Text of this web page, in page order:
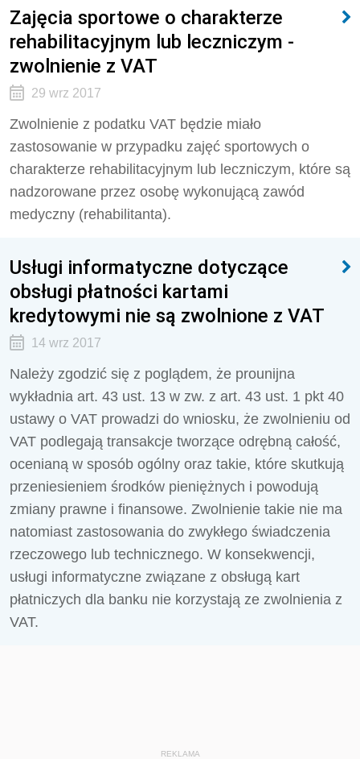
Zajęcia sportowe o charakterze
rehabilitacyjnym lub leczniczym -
zwolnienie z VAT
29 wrz 2017
Zwolnienie z podatku VAT będzie miało
zastosowanie w przypadku zajęć sportowych o
charakterze rehabilitacyjnym lub leczniczym, które są
nadzorowane przez osobę wykonującą zawód
medyczny (rehabilitanta).
Usługi informatyczne dotyczące
obsługi płatności kartami
kredytowymi nie są zwolnione z VAT
14 wrz 2017
Należy zgodzić się z poglądem, że prounijna
wykładnia art. 43 ust. 13 w zw. z art. 43 ust. 1 pkt 40
ustawy o VAT prowadzi do wniosku, że zwolnieniu od
VAT podlegają transakcje tworzące odrębną całość,
ocenianą w sposób ogólny oraz takie, które skutkują
przeniesieniem środków pieniężnych i powodują
zmiany prawne i finansowe. Zwolnienie takie nie ma
natomiast zastosowania do zwykłego świadczenia
rzeczowego lub technicznego. W konsekwencji,
usługi informatyczne związane z obsługą kart
płatniczych dla banku nie korzystają ze zwolnienia z
VAT.
REKLAMA